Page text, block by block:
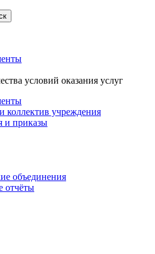
условий оказания услуг
коллектив учреждения
и приказы
объединения
отчёты